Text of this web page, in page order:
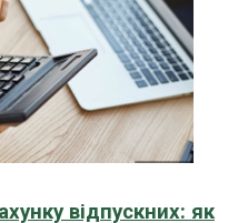
відпускних: як